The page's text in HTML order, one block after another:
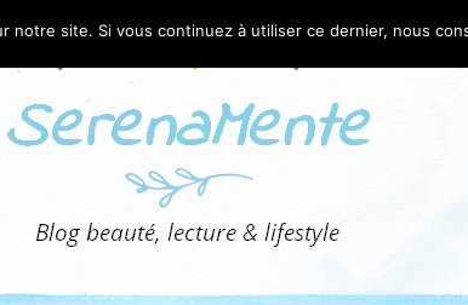
notre site. Si vous continuez à utiliser ce dernier, nous